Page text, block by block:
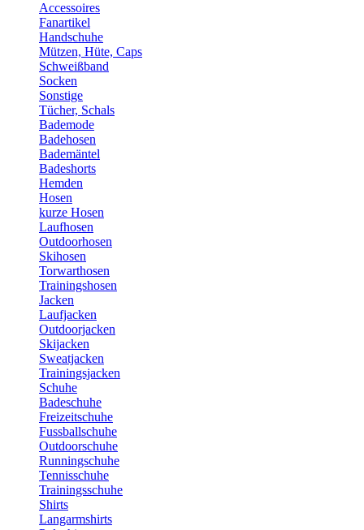
Accessoires
Fanartikel
Handschuhe
Mützen, Hüte, Caps
Schweißband
Socken
Sonstige
Tücher, Schals
Bademode
Badehosen
Bademäntel
Badeshorts
Hemden
Hosen
kurze Hosen
Laufhosen
Outdoorhosen
Skihosen
Torwarthosen
Trainingshosen
Jacken
Laufjacken
Outdoorjacken
Skijacken
Sweatjacken
Trainingsjacken
Schuhe
Badeschuhe
Freizeitschuhe
Fussballschuhe
Outdoorschuhe
Runningschuhe
Tennisschuhe
Trainingsschuhe
Shirts
Langarmshirts